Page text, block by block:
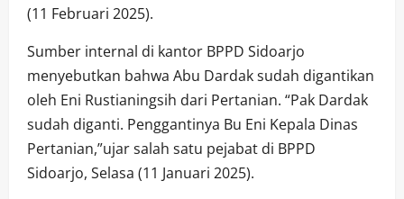
(11 Februari 2025).
Sumber internal di kantor BPPD Sidoarjo
menyebutkan bahwa Abu Dardak sudah digantikan
oleh Eni Rustianingsih dari Pertanian. “Pak Dardak
sudah diganti. Penggantinya Bu Eni Kepala Dinas
Pertanian,”ujar salah satu pejabat di BPPD
Sidoarjo, Selasa (11 Januari 2025).